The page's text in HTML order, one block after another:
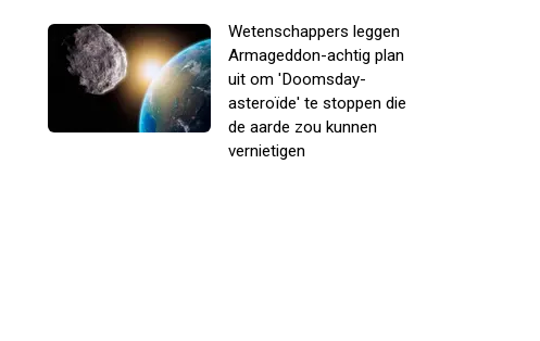
Wetenschappers leggen
Armageddon-achtig plan
uit om 'Doomsday-
asteroïde' te stoppen die
de aarde zou kunnen
vernietigen